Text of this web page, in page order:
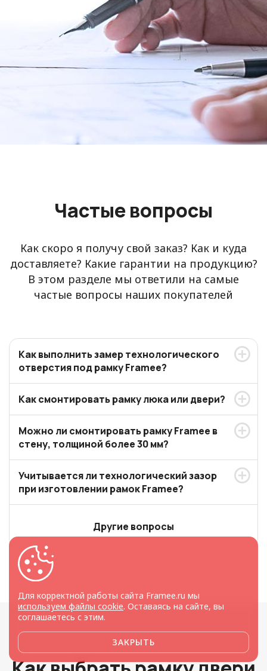
Частые вопросы
Как скоро я получу свой заказ? Как и куда
доставляете? Какие гарантии на продукцию?
В этом разделе мы ответили на самые
частые вопросы наших покупателей
Как выполнить замер технологического
отверстия под рамку Framee?
Как смонтировать рамку люка или двери?
Можно ли смонтировать рамку Framee в
стену, толщиной более 30 мм?
Учитывается ли технологический зазор
при изготовлении рамок Framee?
Другие вопросы
Для корректной работы сайта Framee.ru мы
используем файлы cookie. Оставаясь на сайте, вы
соглашаетесь с этим.
ЗАКРЫТЬ